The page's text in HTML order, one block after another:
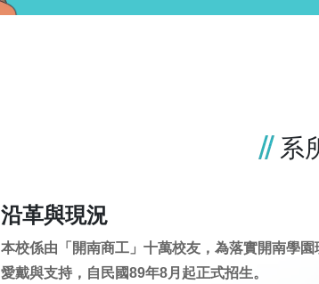
系
沿革與現況
本校係由「開南商工」十萬校友，為落實開南學
愛戴與支持，自民國89年8月起正式招生。